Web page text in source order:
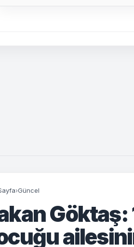
›Güncel